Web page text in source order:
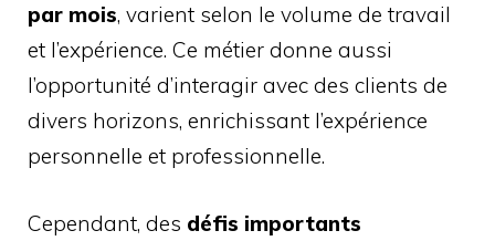
par mois, varient selon le volume de travail
et l’expérience. Ce métier donne aussi
l’opportunité d’interagir avec des clients de
divers horizons, enrichissant l’expérience
personnelle et professionnelle.
Cependant, des défis importants